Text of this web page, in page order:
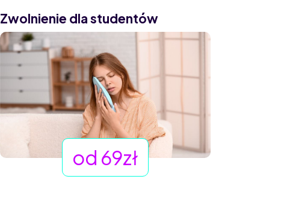
Zwolnienie dla studentów
od 69zł